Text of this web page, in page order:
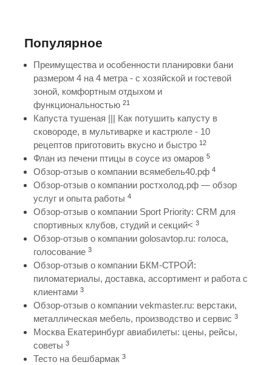
Популярное
Преимущества и особенности планировки бани
размером 4 на 4 метра - с хозяйской и гостевой
зоной, комфортным отдыхом и
функциональностью 21
Капуста тушеная ||| Как потушить капусту в
сковороде, в мультиварке и кастрюле - 10
рецептов приготовить вкусно и быстро 12
Флан из печени птицы в соусе из омаров 5
Обзор-отзыв о компании всямебель40.рф 4
Обзор-отзыв о компании ростхолод.рф — обзор
услуг и опыта работы 4
Обзор-отзыв о компании Sport Priority: CRM для
спортивных клубов, студий и секций< 3
Обзор-отзыв о компании golosavtop.ru: голоса,
голосование 3
Обзор-отзыв о компании БКМ-СТРОЙ:
пиломатериалы, доставка, ассортимент и работа с
клиентами 3
Обзор-отзыв о компании vekmaster.ru: верстаки,
металлическая мебель, производство и сервис 3
Москва Екатеринбург авиабилеты: цены, рейсы,
советы 3
Тесто на бешбармак 3